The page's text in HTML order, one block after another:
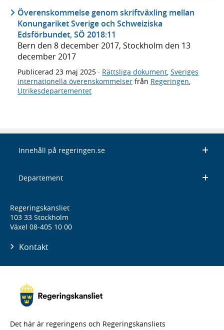
Överenskommelse genom skriftväxling mellan
Konungariket Sverige och Schweiziska
Edsförbundet, SÖ 2018:11
Bern den 8 december 2017, Stockholm den 13
december 2017
Publicerad 23 maj 2025 · Rättsliga dokument, Sveriges
internationella överenskommelser från Regeringen,
Utrikesdepartementet
Innehåll på regeringen.se
Departement
Regeringskansliet
103 33 Stockholm
Växel 08-405 10 00
Kontakt
Det här är regeringens och Regeringskansliets